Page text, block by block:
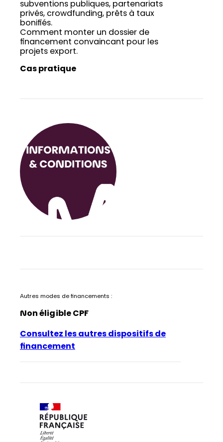
subventions publiques, partenariats
privés, crowdfunding, prêts à taux
bonifiés.
Comment monter un dossier de
financement convaincant pour les
projets export.
Cas pratique
Autres modes de financements :
Non éligible CPF
Consultez les autres dispositifs de
financement